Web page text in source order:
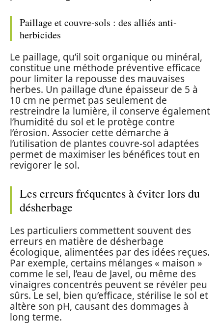
Paillage et couvre-sols : des alliés anti-
herbicides
Le paillage, qu’il soit organique ou minéral,
constitue une méthode préventive efficace
pour limiter la repousse des mauvaises
herbes. Un paillage d’une épaisseur de 5 à
10 cm ne permet pas seulement de
restreindre la lumière, il conserve également
l’humidité du sol et le protège contre
l’érosion. Associer cette démarche à
l’utilisation de plantes couvre-sol adaptées
permet de maximiser les bénéfices tout en
revigorer le sol.
Les erreurs fréquentes à éviter lors du
désherbage
Les particuliers commettent souvent des
erreurs en matière de désherbage
écologique, alimentées par des idées reçues.
Par exemple, certains mélanges « maison »
comme le sel, l’eau de Javel, ou même des
vinaigres concentrés peuvent se révéler peu
sûrs. Le sel, bien qu’efficace, stérilise le sol et
altère son pH, causant des dommages à
long terme.